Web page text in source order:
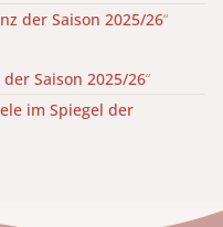
der Saison 2025/26“
der Saison 2025/26“
im Spiegel der